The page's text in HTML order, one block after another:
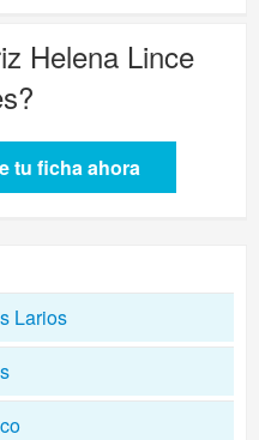
Helena Lince
?
tu ficha ahora
Larios